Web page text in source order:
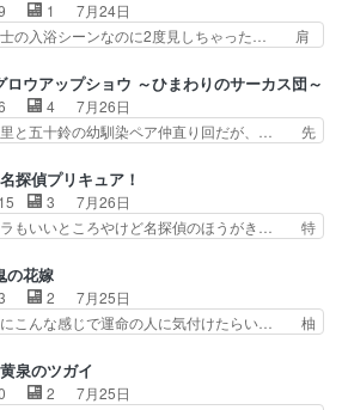
ットとロキシーとの… 離れ離れになったり
あったり絶望の大…
ッコミで笑わせつつ、… この作品、ストー
も登場人物にも全く… 家で机に向かってる
乏ゆすりとか、ラ… お姉ちゃんと話せ
ラは何を思うのだ… 息をするかのように3
視聴。2026… ララの王子様探しが本格的
出した回。…
1
7月24日
士の入浴シーンなのに2度見しちゃった… 肩
て逃げるよね！糸と類を助けよう… 類の面
のが1番大変そう糸は誰とでも… 源くんを
せるまでの糸と周りの出来事… 源くん、甘
うぞ宣言。思ったよりラブ… 糸ちゃんのま
忘れてますますヤング… でも央太と親しく
は嫌。世話を拒んで… ゴメス（カエル）外
させてたのか(*…
ロウアップショウ ～ひまわりのサーカス団～
4
7月26日
と五十鈴の幼馴染ペア仲直り回だが、… 先
れ素晴らしいコメディアニメだな。… 水着
にビキニじゃない！これは時代背… 今回は
吾野伊万里ちゃん担当回。これ… 伊万里さ
品回であり水着回ね。瑞佳ち… 売り上げが
のせいで瑞佳がヒモカス… 伊万里ちゃんの
の苦手意識を抱えなが… 第４話をｄアニメ
で視聴しました。視…
探偵プリキュア！
3
7月26日
もいいところやけど名探偵のほうがき… 特
リキュア仲間には自分が未来から… の活
を圧倒ってのはおおよその流れだ… キュア
ール初変身＆初戦闘。プリキュ… キュアエ
ルは強いが力を制御できない… キュアエク
で始まってちょっ… バカおもろいやん
実質まどマギやんけ… しかも実質的にエク
の花嫁
2
7月25日
こんな感じで運命の人に気付けたらい… 柚
は一見すると甘い夢、理想の天国… 玲夜さ
両親の登場ですこの世に数多い… 玲夜のお
泉のツガイ
2
7月25日